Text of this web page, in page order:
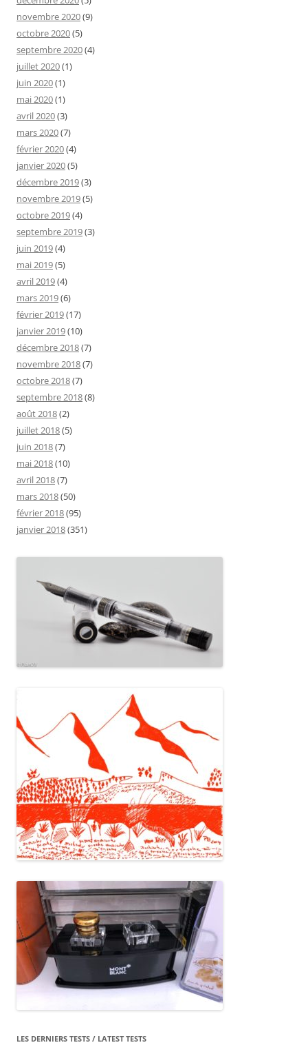
novembre 2020(9)
octobre 2020(5)
septembre 2020(4)
juillet 2020(1)
juin 2020(1)
mai 2020(1)
avril 2020(3)
mars 2020(7)
février 2020(4)
janvier 2020(5)
décembre 2019(3)
novembre 2019(5)
octobre 2019(4)
septembre 2019(3)
juin 2019(4)
mai 2019(5)
avril 2019(4)
mars 2019(6)
février 2019(17)
janvier 2019(10)
décembre 2018(7)
novembre 2018(7)
octobre 2018(7)
septembre 2018(8)
août 2018(2)
juillet 2018(5)
juin 2018(7)
mai 2018(10)
avril 2018(7)
mars 2018(50)
février 2018(95)
janvier 2018(351)
LES DERNIERS TESTS / LATEST TESTS